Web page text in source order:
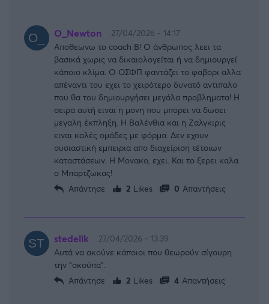
O_Newton
27/04/2026 - 14:17
Αποθεωνω το coach B! Ο άνθρωπος λεει τα
βασικά χωρις να δικαιολογείται ή να δημιουργεί
κάποιο κλίμα. Ο ΟΣΦΠ φαντάζει το φαβορι αλλα
απέναντι του εχει το χειρότερο δυνατό αντιπαλο
που θα του δημιουργήσει μεγάλα προβληματα! Η
σειρα αυτή ειναι η μονη που μπορει να δωσει
μεγαλη έκπληξη. Η Βαλένθια και η Ζαλγκιρις
ειναι καλές ομάδες με φόρμα. Δεν εχουν
ουσιαστική εμπειρια απο διαχείριση τέτοιων
καταστάσεων. Η Μονακο, εχει. Και το ξερει καλα
ο Μπαρτζωκας!
Απάντησε
2 Likes 0 Απαντήσεις
stedelik
27/04/2026 - 13:39
Αυτά να ακούνε κάποιοι που θεωρούν σίγουρη
την "σκούπα".
Απάντησε
2 Likes 4 Απαντήσεις